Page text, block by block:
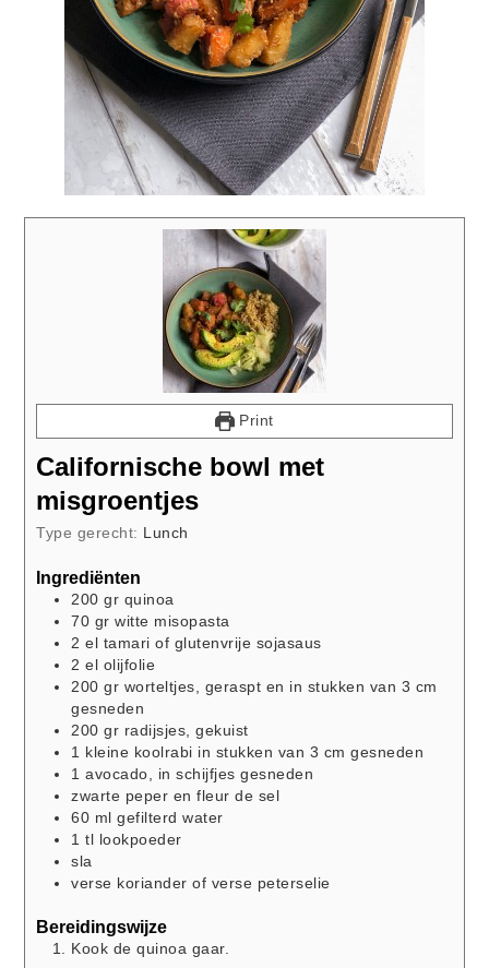
Print
Californische bowl met
misgroentjes
Type gerecht: Lunch
Ingrediënten
200 gr quinoa
70 gr witte misopasta
2el tamari of glutenvrije sojasaus
2 el olijfolie
200 gr worteltjes, geraspt en in stukken van 3 cm
gesneden
200 gr radijsjes, gekuist
1
kleine koolrabi in stukken van 3 cm gesneden
1avocado, in schijfjes gesneden
zwarte peper en fleur de sel
60 ml
gefilterd water
1
tl
lookpoeder
sla
verse koriander of verse peterselie
Bereidingswijze
Kook de quinoa gaar.